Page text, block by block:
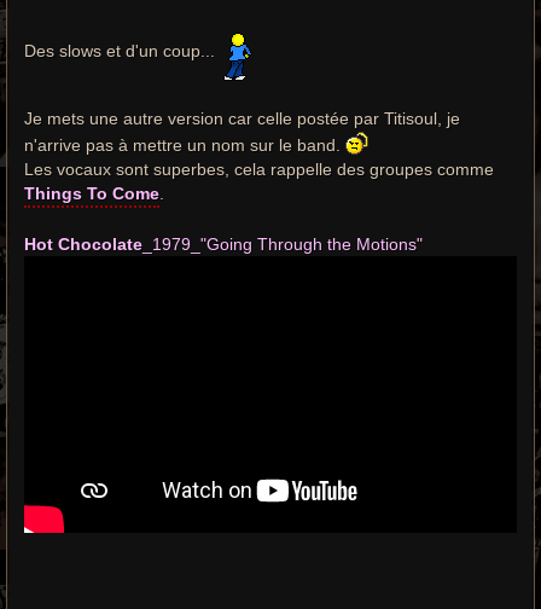
Des slows et d'un coup...
Je mets une autre version car celle postée par Titisoul, je
n'arrive pas à mettre un nom sur le band.
Les vocaux sont superbes, cela rappelle des groupes comme
Things To Come
Hot Chocolate _1979_"Going Through the Motions"